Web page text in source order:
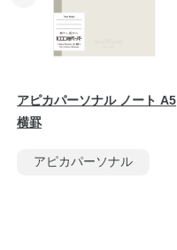
アピカパーソナル ノート A5
横罫
アピカパーソナル